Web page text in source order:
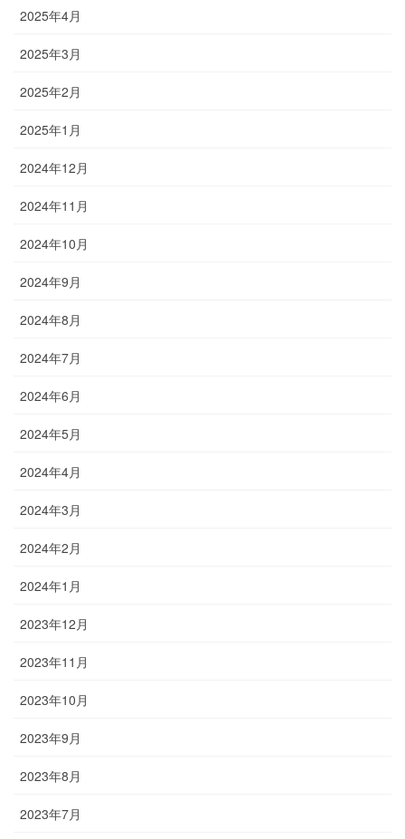
2025年4月
2025年3月
2025年2月
2025年1月
2024年12月
2024年11月
2024年10月
2024年9月
2024年8月
2024年7月
2024年6月
2024年5月
2024年4月
2024年3月
2024年2月
2024年1月
2023年12月
2023年11月
2023年10月
2023年9月
2023年8月
2023年7月